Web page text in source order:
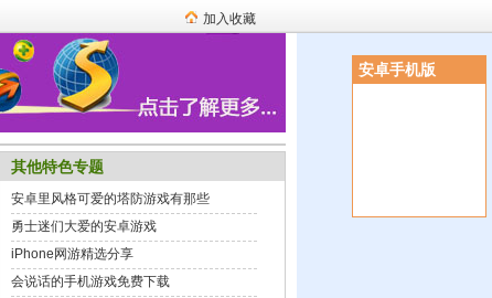
加入收藏
其他特色专题
安卓里风格可爱的塔防游戏有那些
勇士迷们大爱的安卓游戏
iPhone网游精选分享
会说话的手机游戏免费下载
安卓手机版